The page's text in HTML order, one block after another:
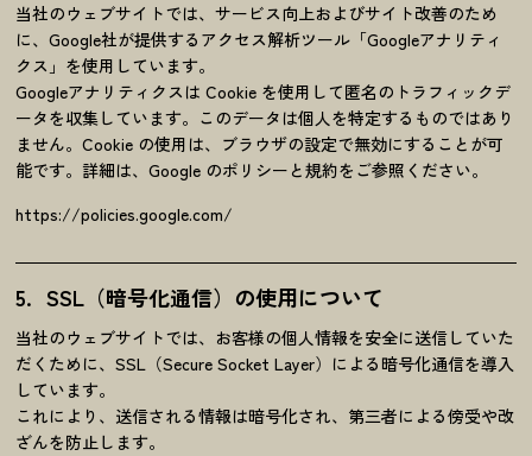
当社のウェブサイトでは、サービス向上およびサイト改善のため
に、Google社が提供するアクセス解析ツール「Googleアナリティ
クス」を使用しています。
Googleアナリティクスは Cookie を使用して匿名のトラフィックデ
ータを収集しています。このデータは個人を特定するものではあり
ません。Cookie の使用は、ブラウザの設定で無効にすることが可
能です。詳細は、Google のポリシーと規約をご参照ください。
https://policies.google.com/
SSL（暗号化通信）の使用について
当社のウェブサイトでは、お客様の個人情報を安全に送信していた
だくために、SSL（Secure Socket Layer）による暗号化通信を導入
しています。
これにより、送信される情報は暗号化され、第三者による傍受や改
ざんを防止します。